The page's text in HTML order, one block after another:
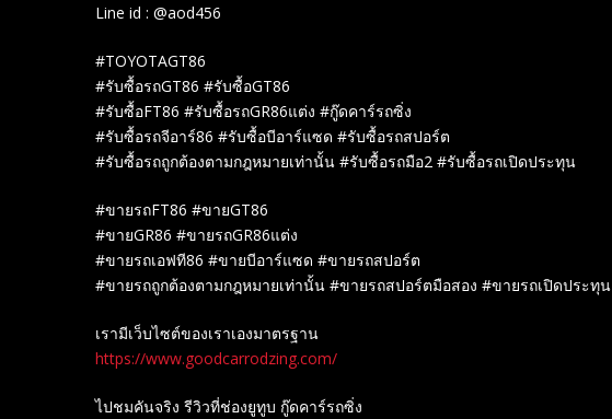
Line id : @aod456
#TOYOTAGT86
#รับซื้อรถGT86 #รับซื้อGT86
#รับซื้อFT86 #รับซื้อรถGR86แต่ง #กู๊ดคาร์รถซิ่ง
#รับซื้อรถจีอาร์86 #รับซื้อบีอาร์แซด #รับซื้อรถสปอร์ต
#รับซื้อรถถูกต้องตามกฎหมายเท่านั้น #รับซื้อรถมือ2 #รับซื้อรถเปิดประทุน
#ขายรถFT86 #ขายGT86
#ขายGR86 #ขายรถGR86แต่ง
#ขายรถเอฟที86 #ขายบีอาร์แซด #ขายรถสปอร์ต
#ขายรถถูกต้องตามกฎหมายเท่านั้น #ขายรถสปอร์ตมือสอง #ขายรถเปิดประทุน
เรามีเว็บไซต์ของเราเองมาตรฐาน
https://www.goodcarrodzing.com/
ไปชมคันจริง รีวิวที่ช่องยู​ทูบ​ กู๊ดคาร์รถซิ่ง